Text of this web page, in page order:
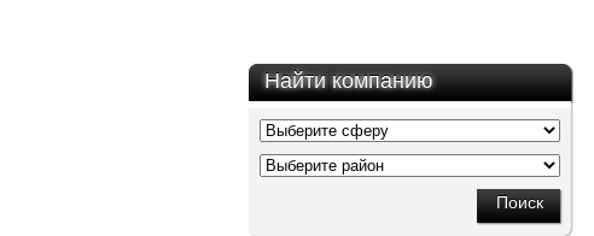
Найти компанию